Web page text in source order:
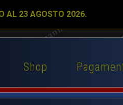
AL 23 AGOSTO 2026.
Shop